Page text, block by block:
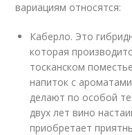
вариациям относятся:
Каберло. Это
которая
тосканском
напиток с
делают по особой
двух лет вино
приобретает